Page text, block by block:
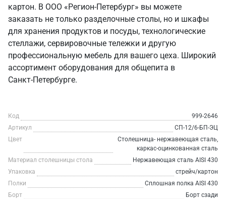
картон. В ООО «Регион-Петербург» вы можете
заказать не только разделочные столы, но и шкафы
для хранения продуктов и посуды, технологические
стеллажи, сервировочные тележки и другую
профессиональную мебель для вашего цеха. Широкий
ассортимент оборудования для общепита в
Санкт‑Петербурге.
Код
999-2646
Артикул
СП-12/6-БП-ЭЦ
Цвет
Столешница- нержавеющая сталь,
каркас-оцинкованная сталь
Материал столешницы стола
Нержавеющая сталь AISI 430
Упаковка
стрейч/картон
Полки
Сплошная полка AISI 430
Борт
Борт сзади